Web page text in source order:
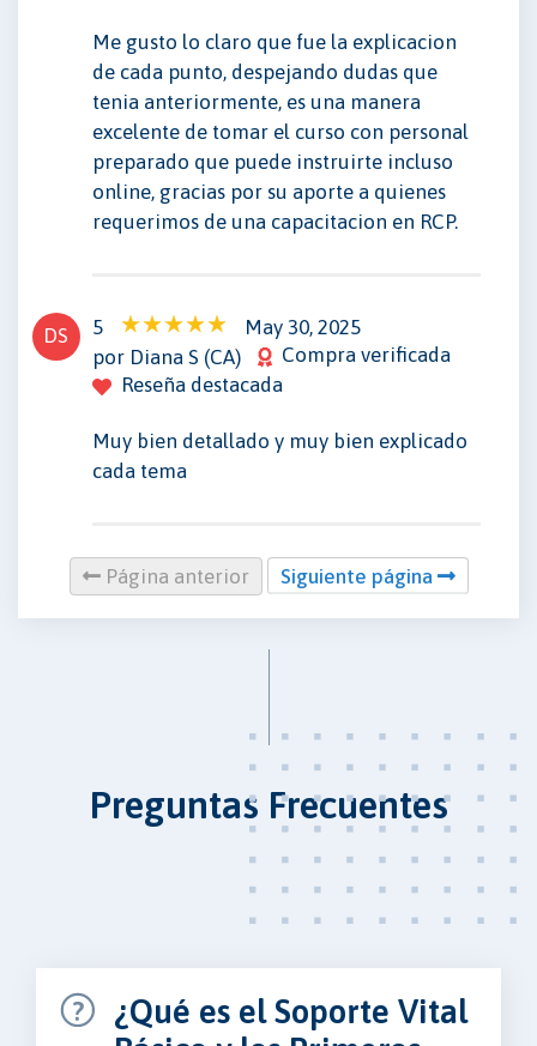
Me gusto lo claro que fue la explicacion
de cada punto, despejando dudas que
tenia anteriormente, es una manera
excelente de tomar el curso con personal
preparado que puede instruirte incluso
online, gracias por su aporte a quienes
requerimos de una capacitacion en RCP.
DS 5
May 30, 2025
por Diana S (CA)
Compra verificada
Reseña destacada
Muy bien detallado y muy bien explicado
cada tema
Página anterior Siguiente página
Preguntas Frecuentes
¿Qué es el Soporte Vital